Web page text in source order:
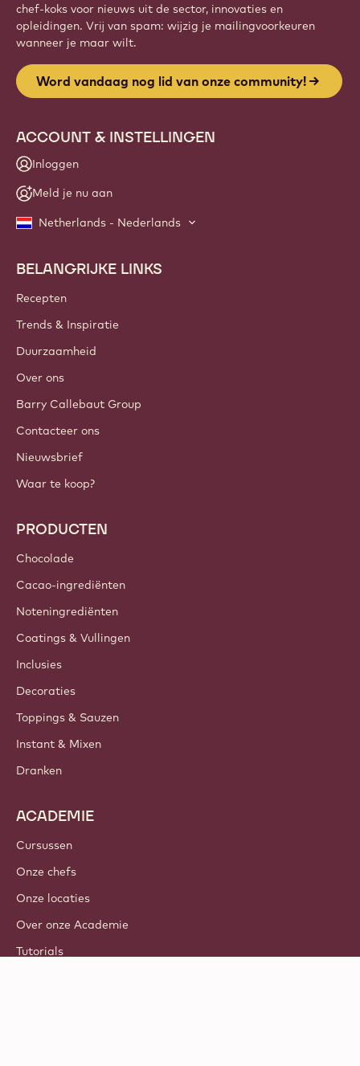
chef-koks voor nieuws uit de sector, innovaties en
opleidingen. Vrij van spam: wijzig je mailingvoorkeuren
wanneer je maar wilt.
Word vandaag nog lid van onze community!
ACCOUNT & INSTELLINGEN
Inloggen
Meld je nu aan
Netherlands - Nederlands
Footer
Callebaut
BELANGRIJKE LINKS
Recepten
Trends & Inspiratie
Duurzaamheid
Over ons
Barry Callebaut Group
Contacteer ons
Nieuwsbrief
Waar te koop?
PRODUCTEN
Chocolade
Cacao-ingrediënten
Noteningrediënten
Coatings & Vullingen
Inclusies
Decoraties
Toppings & Sauzen
Instant & Mixen
Dranken
ACADEMIE
Cursussen
Onze chefs
Onze locaties
Over onze Academie
Tutorials